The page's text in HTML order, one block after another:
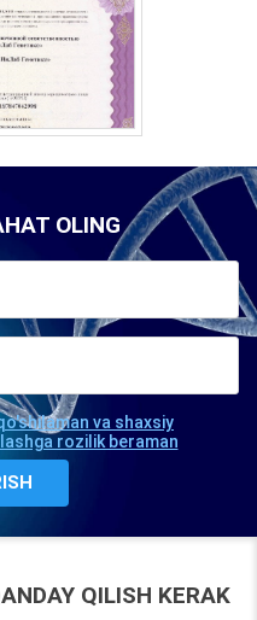
OLING
va shaxsiy
rozilik beraman
QILISH KERAK